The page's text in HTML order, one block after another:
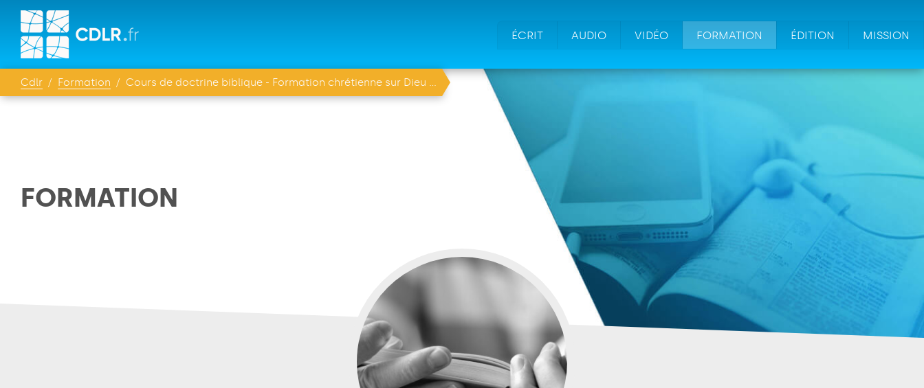
ÉCRIT AUDIO VIDÉO FORMATION ÉDITION MISSION
Cdlr Formation Cours de doctrine biblique - Formation chrétienne sur Dieu qui est-il, comment est-il ?
FORMATION